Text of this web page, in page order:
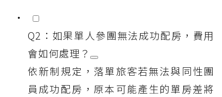
Q2：如果單人參團無法成功配房，費用
會如何處理？
依新制規定，落單旅客若無法與同性團
員成功配房，原本可能產生的單房差將